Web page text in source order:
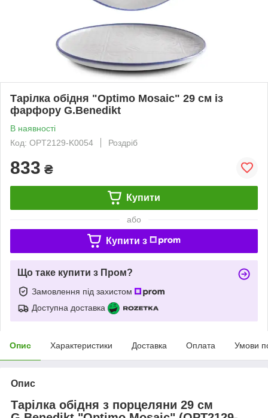
Тарілка обідня "Optimo Mosaic" 29 см із
фарфору G.Benedikt
В наявності
Код: OPT2129-K0054
Роздріб
833 ₴
Купити
або
Купити з
Що таке купити з Пром?
Замовлення під захистом
Доступна доставка
Опис Характеристики Доставка Оплата Умови
Опис
Тарілка обідня з порцеляни 29 см